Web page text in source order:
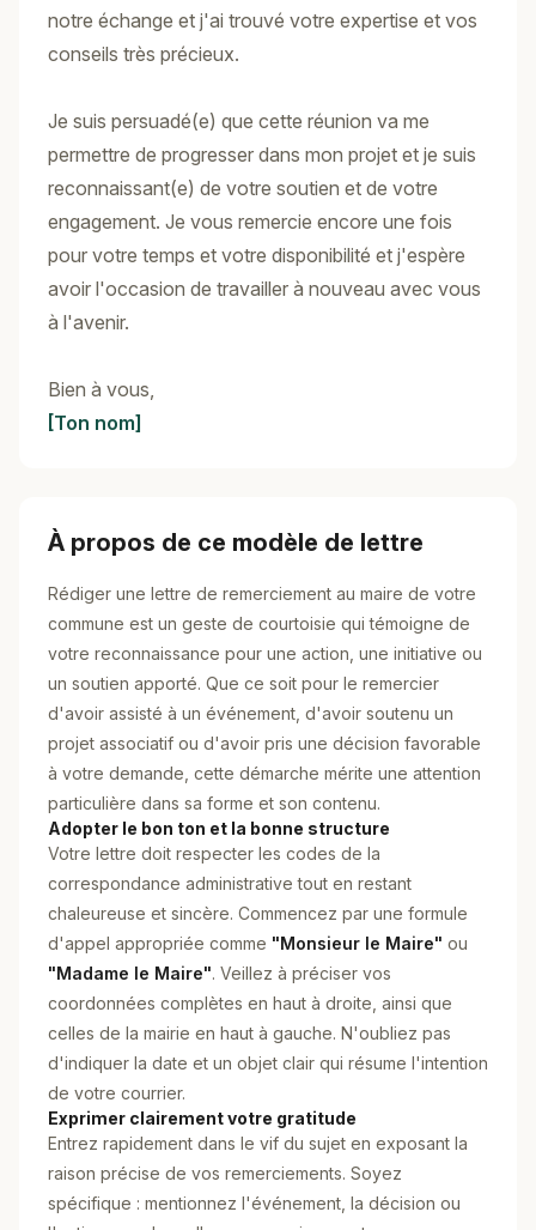
notre échange et j'ai trouvé votre expertise et vos
conseils très précieux.
Je suis persuadé(e) que cette réunion va me
permettre de progresser dans mon projet et je suis
reconnaissant(e) de votre soutien et de votre
engagement. Je vous remercie encore une fois
pour votre temps et votre disponibilité et j'espère
avoir l'occasion de travailler à nouveau avec vous
à l'avenir.
Bien à vous,
[Ton nom]
À propos de ce modèle de lettre
Rédiger une lettre de remerciement au maire de votre
commune est un geste de courtoisie qui témoigne de
votre reconnaissance pour une action, une initiative ou
un soutien apporté. Que ce soit pour le remercier
d'avoir assisté à un événement, d'avoir soutenu un
projet associatif ou d'avoir pris une décision favorable
à votre demande, cette démarche mérite une attention
particulière dans sa forme et son contenu.
Adopter le bon ton et la bonne structure
Votre lettre doit respecter les codes de la
correspondance administrative tout en restant
chaleureuse et sincère. Commencez par une formule
d'appel appropriée comme "Monsieur le Maire" ou
"Madame le Maire". Veillez à préciser vos
coordonnées complètes en haut à droite, ainsi que
celles de la mairie en haut à gauche. N'oubliez pas
d'indiquer la date et un objet clair qui résume l'intention
de votre courrier.
Exprimer clairement votre gratitude
Entrez rapidement dans le vif du sujet en exposant la
raison précise de vos remerciements. Soyez
spécifique : mentionnez l'événement, la décision ou